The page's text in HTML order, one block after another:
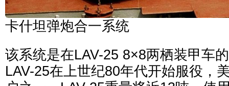
卡什坦弹炮合一系统
该系统是在LAV-25 8×8两栖装甲车
LAV-25在上世纪80年代开始服役，